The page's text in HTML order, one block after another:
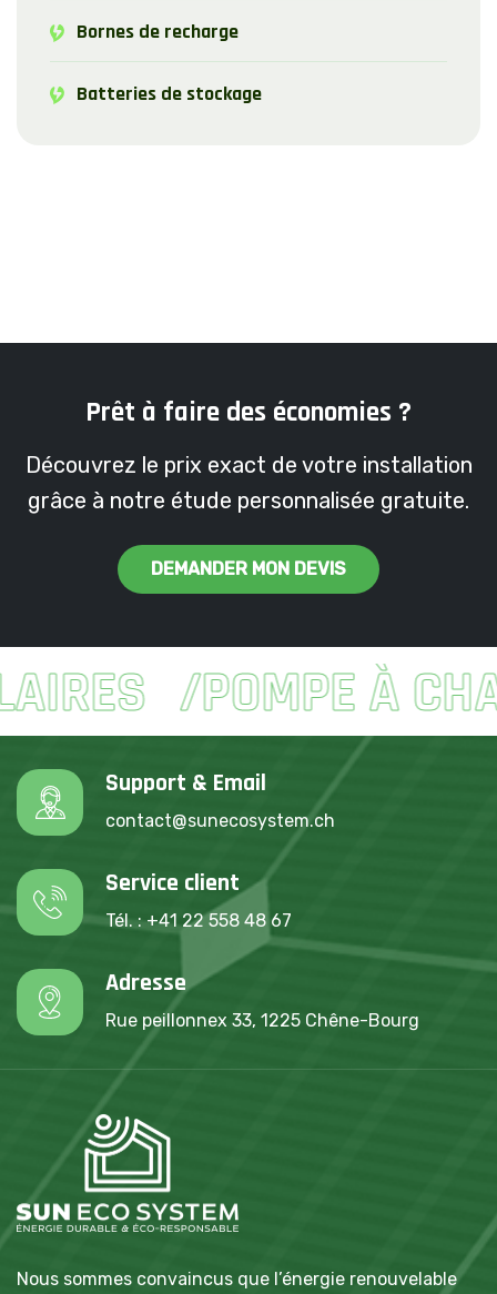
Bornes de recharge
Batteries de stockage
Prêt à faire des économies ?
Découvrez le prix exact de votre installation
grâce à notre étude personnalisée gratuite.
DEMANDER MON DEVIS
POMPE À
Support & Email
contact@sunecosystem.ch
Service client
Tél. : +41 22 558 48 67
Adresse
Rue peillonnex 33, 1225 Chêne-Bourg
Nous sommes convaincus que l’énergie renouvelable